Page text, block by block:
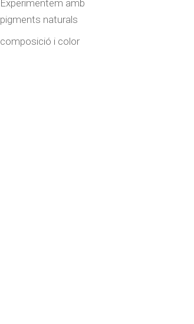
Experimentem amb
pigments naturals
composició i color